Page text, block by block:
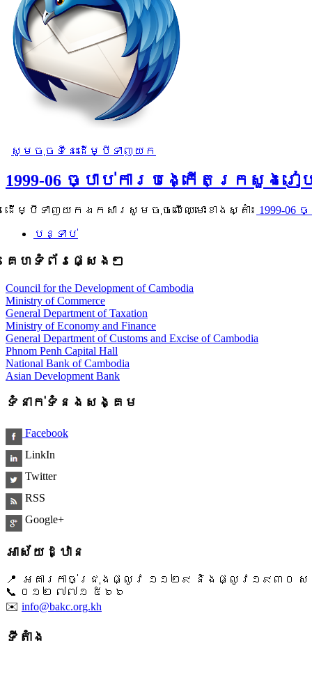
សូមចុចទីនេះដើម្បីទាញយក
1999-06 ច្បាប់ការបង្កើតក្រ
ដើម្បីទាញយកឯកសារសូមចុចលើឈ្មោះខាងស្តាំ៖ 1999-
បន្ទាប់
គេហទំព័រផ្សេងៗ
Council for the Development of Cambodia
Ministry of Commerce
General Department of Taxation
Ministry of Economy and Finance
General Department of Customs and Excise of Cambodia
Phnom Penh Capital Hall
National Bank of Cambodia
Asian Development Bank
ទំនាក់ទំនងសង្គម
Facebook
LinkIn
Twitter
RSS
Google+
អាស័យដ្ឋាន
📍 អគារកាច់ជ្រុងផ្លូវ ១១២៩ និងផ្លូវ១៩៣០ ស
📞 ​០១២ ៧៧១ ៥៦៦
✉️ info@bakc.org.kh
ទីតាំង